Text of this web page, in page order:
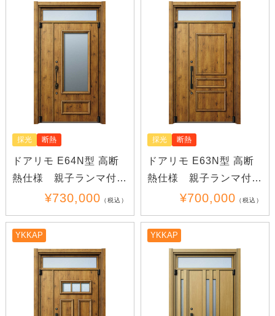
採光 断熱
ドアリモ E64N型 高断
熱仕様 親子ランマ付き
¥730,000 （税込）
採光 断熱
ドアリモ E63N型 高断
熱仕様 親子ランマ付き
¥700,000 （税込）
YKKAP YKKAP